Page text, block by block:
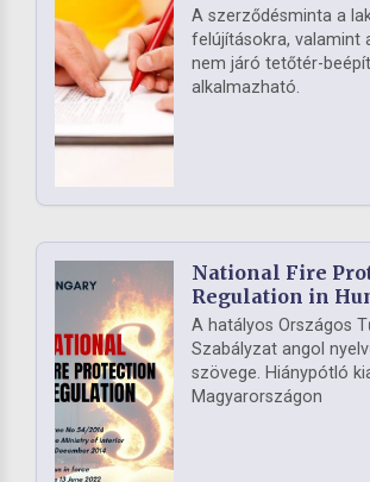
A szerződésminta a
felújításokra, valamint
nem járó tetőtér-
alkalmazható.
National Fire
Regulation in
A hatályos Országos
Szabályzat angol
szövege. Hiánypótló
Magyarországon